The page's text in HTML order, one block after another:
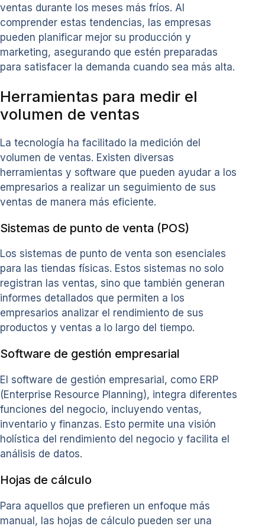
ventas durante los meses más fríos. Al
comprender estas tendencias, las empresas
pueden planificar mejor su producción y
marketing, asegurando que estén preparadas
para satisfacer la demanda cuando sea más alta.
Herramientas para medir el
volumen de ventas
La tecnología ha facilitado la medición del
volumen de ventas. Existen diversas
herramientas y software que pueden ayudar a los
empresarios a realizar un seguimiento de sus
ventas de manera más eficiente.
Sistemas de punto de venta (POS)
Los sistemas de punto de venta son esenciales
para las tiendas físicas. Estos sistemas no solo
registran las ventas, sino que también generan
informes detallados que permiten a los
empresarios analizar el rendimiento de sus
productos y ventas a lo largo del tiempo.
Software de gestión empresarial
El software de gestión empresarial, como ERP
(Enterprise Resource Planning), integra diferentes
funciones del negocio, incluyendo ventas,
inventario y finanzas. Esto permite una visión
holística del rendimiento del negocio y facilita el
análisis de datos.
Hojas de cálculo
Para aquellos que prefieren un enfoque más
manual, las hojas de cálculo pueden ser una